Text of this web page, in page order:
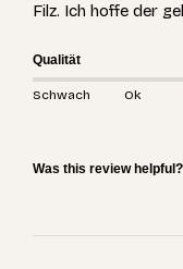
Filz. Ich hoffe der
Qualität
Schwach Ok
Was this review helpful?